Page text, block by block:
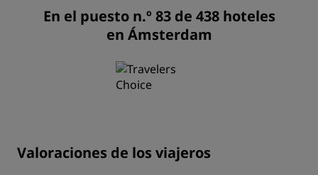
En el puesto n.º 83 de 438 hoteles
en Ámsterdam
Valoraciones de los viajeros